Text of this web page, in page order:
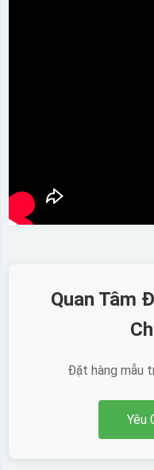
Quan Tâm
Đặt hàng mẫu
Yêu